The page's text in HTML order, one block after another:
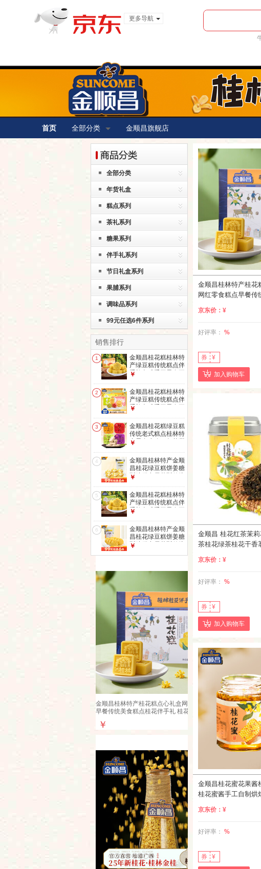
更多导航
首页 全部分类 金顺昌旗舰店
全部分类
年货礼盒
糕点系列
茶礼系列
糖果系列
伴手礼系列
节日礼盒系列
果脯系列
调味品系列
99元任选6件系列
销售排行
1
金顺昌桂花糕桂林特
产绿豆糕传统糕点伴
手礼老式手工零食正
统经典】原味桂花糕
220g
￥
2
金顺昌桂花糕桂林特
产绿豆糕传统糕点伴
手礼老式手工零食正
糕4口味【220g*4
盒】
￥
3
金顺昌桂花糕绿豆糕
传统老式糕点桂林特
产零食小吃下午茶甜
×160g
￥
4
金顺昌桂林特产金顺
昌桂花绿豆糕饼姜糖
酥糖糕点雪花酥传统
酥160g
￥
5
金顺昌桂花糕桂林特
产绿豆糕传统糕点伴
手礼老式手工零食正
糖推荐】低糖桂花糕
220g
￥
6
金顺昌桂林特产金顺
昌桂花绿豆糕饼姜糖
酥糖糕点雪花酥传统
￥
金顺昌桂林特产桂花糕点心礼盒网红零食糕点
早餐传统美食糕点桂花伴手礼 桂花糕原味礼
￥
金顺昌桂林特产桂花
网红零食糕点早餐传
320g
京东价： ¥
好评率： %
券 ¥
加入购物车
金顺昌 桂花红茶茉
茶桂花绿茶桂花干香
西桂林特色 桂花绿茶
京东价： ¥
好评率： %
券 ¥
加入购物车
金顺昌桂花蜜花果酱
桂花蜜酱手工自制烘
京东价： ¥
好评率： %
券 ¥